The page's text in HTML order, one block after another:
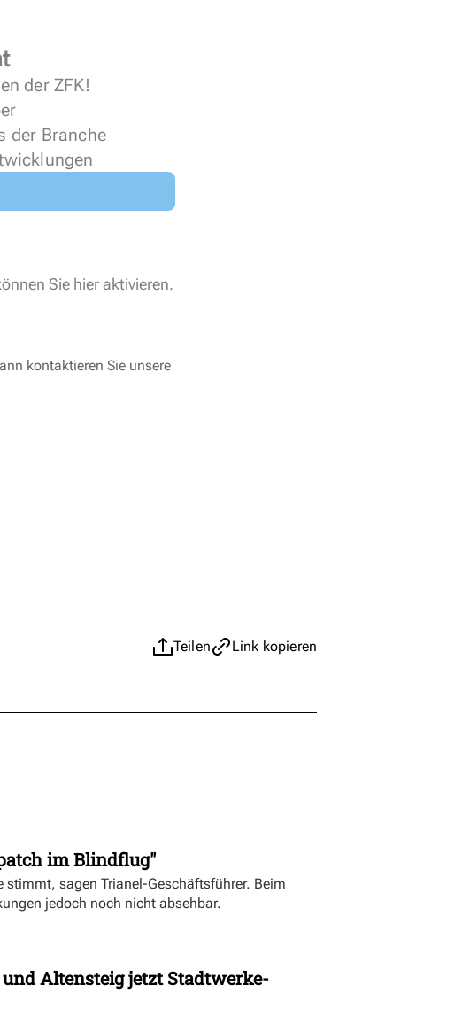
der ZFK!
der Branche
Sie hier aktivieren.
kontaktieren Sie unsere
Teilen Link kopieren
im Blindflug"
stimmt, sagen Trianel-Geschäftsführer. Beim
jedoch noch nicht absehbar.
Altensteig jetzt Stadtwerke-